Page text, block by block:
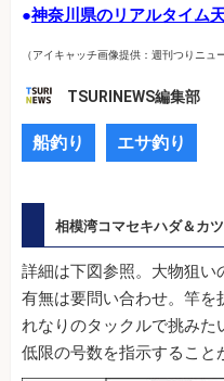
●神奈川県のリアルタイム
（アイキャッチ画像提供：週刊つりニュ
TSURINEWS編集部
船釣り エサ釣り
相模湾コマセキハダ＆カ
詳細は下図参照。大物狙
有無は要問い合わせ。竿を
れなりのタックルで挑み
低限の号数を指示すること